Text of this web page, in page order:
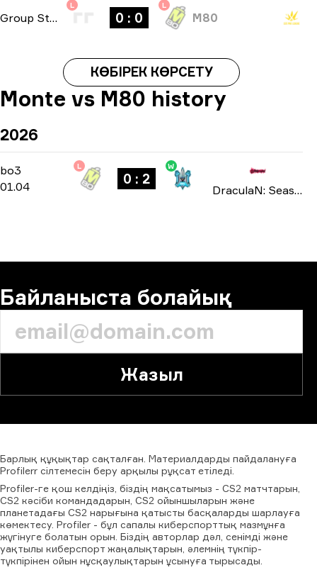
Group Stage
L
0 : 0
L
M80
КӨБІРЕК КӨРСЕТУ
Monte vs M80 history
2026
bo3 -bo3
01.04
L
0 : 2
W
DraculaN: Season 6 2026
Байланыста болайық
Жазыл
Барлық құқықтар сақталған. Материалдарды пайдалануға
Profilerr сілтемесін беру арқылы рұқсат етіледі.
Profiler-ге қош келдіңіз, біздің мақсатымыз - CS2 матчтарын,
CS2 кәсіби командадарын, CS2 ойыншыларын және
планетадағы CS2 нарығына қатысты басқаларды шарлауға
көмектесу. Profiler - бұл сапалы киберспорттық мазмұнға
жүгінуге болатын орын. Біздің авторлар дәл, сенімді және
уақтылы киберспорт жаңалықтарын, әлемнің түкпір-
түкпірінен ойын нұсқаулықтарын ұсынуға тырысады.